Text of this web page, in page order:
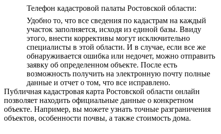
Телефон кадастровой палаты Ростовской области:
Удобно то, что все сведения по кадастрам на каждый
участок заполняется, исходя из единой базы. Ввиду
этого, внести коррективы могут исключительно
специалисты в этой области. И в случае, если все же
обнаруживается ошибка или недочет, можно отправить
заявку об определенном объекте. После есть
возможность получить на электронную почту полные
данные и отчет о том, что все исправлено.
Публичная кадастровая карта Ростовской области онлайн
позволяет находить официальные данные о конкретном
объекте. Например, вы можете узнать точные разграничения
объектов, особенности почвы, а также стоимость дома.